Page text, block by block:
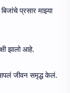
प्रसार माझ्या
झालो आहे.
जीवन समृद्ध केलं.